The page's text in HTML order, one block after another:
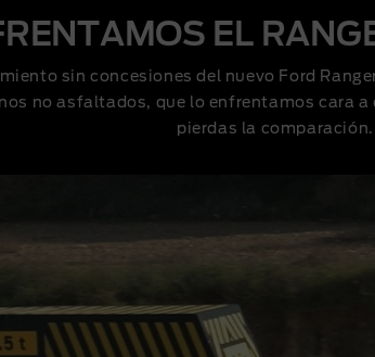
EL
sin concesiones del nuevo Ford
no asfaltados, que lo enfrentamos cara
pierdas la comparación.